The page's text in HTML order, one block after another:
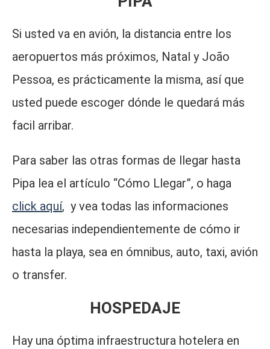
Si usted va en avión, la distancia entre los
aeropuertos más próximos, Natal y João
Pessoa, es prácticamente la misma, así que
usted puede escoger dónde le quedará más
facil arribar.
Para saber las otras formas de llegar hasta
Pipa lea el artículo “Cómo Llegar”, o haga
click aquí, y vea todas las informaciones
necesarias independientemente de cómo ir
hasta la playa, sea en ómnibus, auto, taxi, avión
o transfer.
HOSPEDAJE
Hay una óptima infraestructura hotelera en